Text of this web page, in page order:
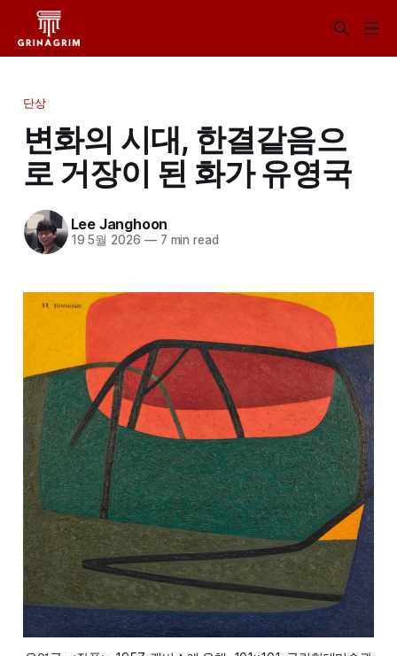
단상
변화의 시대, 한결같음으
로 거장이 된 화가 유영국
Lee Janghoon
19 5월 2026 —7 min read